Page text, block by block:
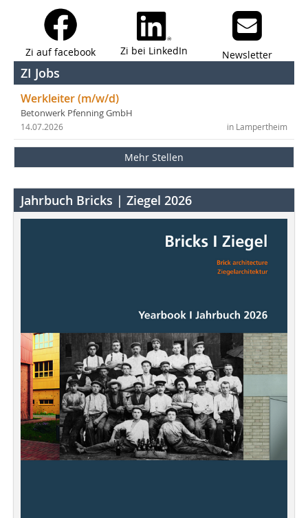
Zi auf facebook Zi bei LinkedIn Newsletter
ZI Jobs
Werkleiter (m/w/d)
Betonwerk Pfenning GmbH
in Lampertheim
14.07.2026
Mehr Stellen
Jahrbuch Bricks | Ziegel 2026